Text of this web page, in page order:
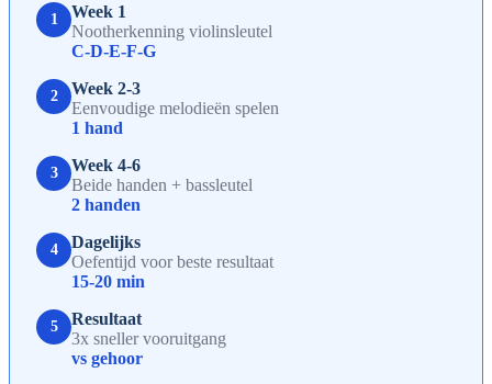
1
Week 1
Nootherkenning violinsleutel
C-D-E-F-G
2
Week 2-3
Eenvoudige melodieën spelen
1 hand
3
Week 4-6
Beide handen + bassleutel
2 handen
4
Dagelijks
Oefentijd voor beste resultaat
15-20 min
5
Resultaat
3x sneller vooruitgang
vs gehoor